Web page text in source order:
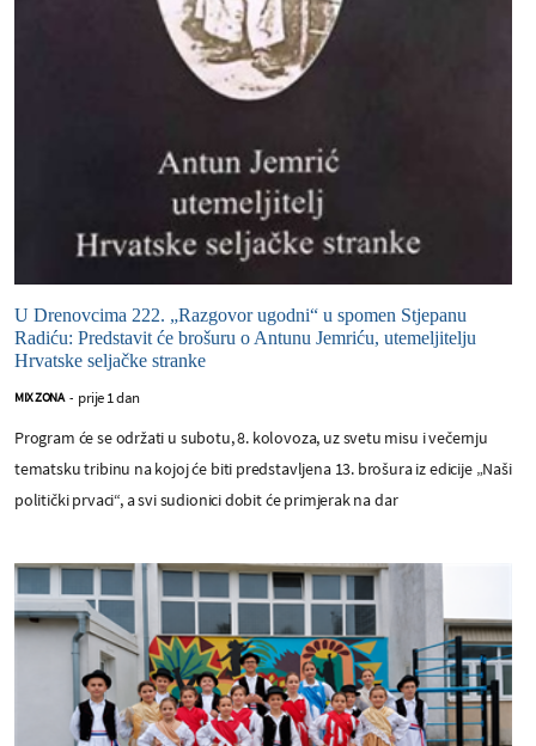
U Drenovcima 222. „Razgovor ugodni“ u spomen Stjepanu
Radiću: Predstavit će brošuru o Antunu Jemriću, utemeljitelju
Hrvatske seljačke stranke
MIX ZONA - prije 1 dan
Program će se održati u subotu, 8. kolovoza, uz svetu misu i večernju
tematsku tribinu na kojoj će biti predstavljena 13. brošura iz edicije „Naši
politički prvaci“, a svi sudionici dobit će primjerak na dar